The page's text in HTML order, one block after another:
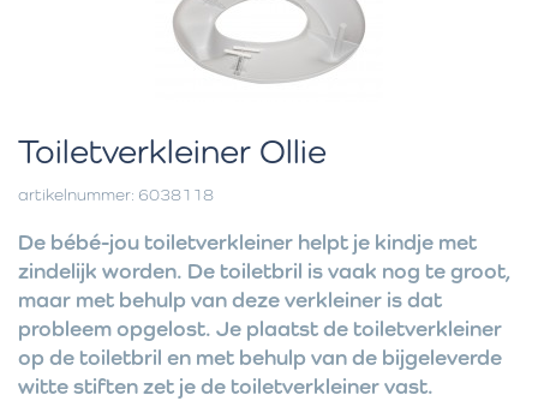
Toiletverkleiner Ollie
artikelnummer: 6038118
De bébé-jou toiletverkleiner helpt je kindje met
zindelijk worden. De toiletbril is vaak nog te groot,
maar met behulp van deze verkleiner is dat
probleem opgelost. Je plaatst de toiletverkleiner
op de toiletbril en met behulp van de bijgeleverde
witte stiften zet je de toiletverkleiner vast.